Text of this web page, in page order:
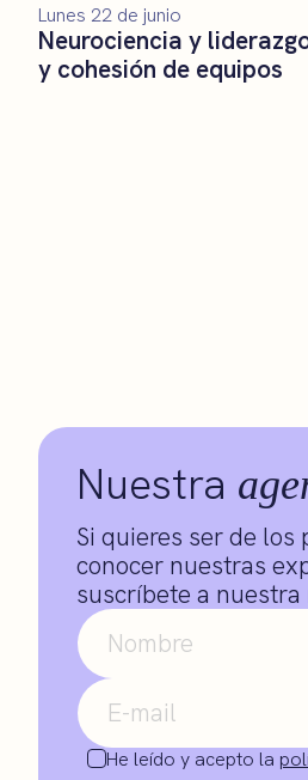
Neurociencia y
y cohesión de equipos
Lunes 22 de junio
Nuestra
Si quieres ser de los
conocer nuestras
suscríbete a
He leído y acepto la